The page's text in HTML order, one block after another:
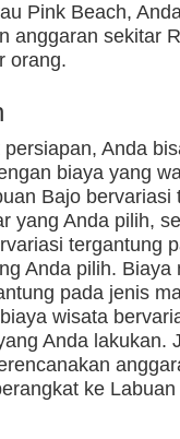
Pink Beach,
anggaran sekitar
orang.
Anda
biaya yang
Bajo bervariasi
yang Anda pilih,
tergantung
Anda pilih. Biaya
pada jenis
wisata
Anda lakukan.
ke Labuan